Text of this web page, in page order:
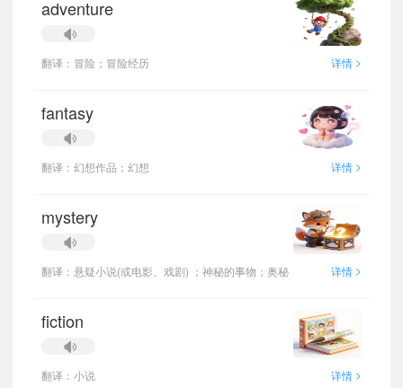
adventure
翻译：冒险；冒险经历 详情 >
fantasy
翻译：幻想作品；幻想 详情 >
mystery
翻译：悬疑小说(或电影、戏剧) ；神秘的事物；奥秘 详情 >
fiction
翻译：小说 详情 >